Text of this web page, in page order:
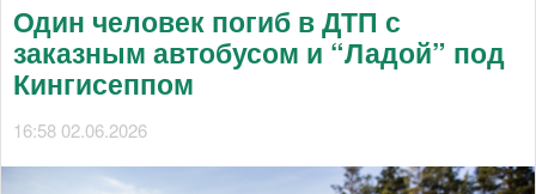
Один человек погиб в ДТП с
заказным автобусом и “Ладой” под
Кингисеппом
16:58 02.06.2026